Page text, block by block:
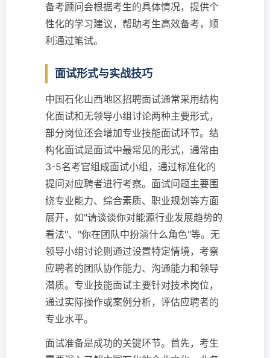
备考顾问会根据考生的具体情况，提供个
性化的学习建议，帮助考生高效备考，顺
利通过笔试。
面试形式与实战技巧
中国石化山西地区招聘面试通常采用结构
化面试和无领导小组讨论两种主要形式，
部分岗位还会增加专业技能面试环节。结
构化面试是面试中最常见的形式，通常由
3-5名考官组成面试小组，通过标准化的
提问对应聘者进行考察。面试问题主要围
绕专业能力、综合素质、职业规划等方面
展开，如"请谈谈你对能源行业发展趋势的
看法"、"你在团队中扮演什么角色"等。无
领导小组讨论则通过设置特定情境，考察
应聘者的团队协作能力、沟通能力和领导
潜质。专业技能面试主要针对技术岗位，
通过实际操作或案例分析，评估应聘者的
专业水平。
面试准备是成功的关键环节。首先，考生